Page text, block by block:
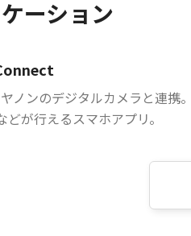
ーション
ノンのデジタルカメラと連携。
どが行えるスマホアプリ。